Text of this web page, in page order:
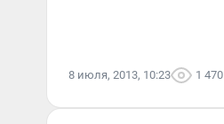
8 июля, 2013, 10:23 1 470